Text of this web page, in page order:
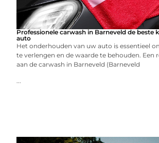
Professionele carwash in Barneveld de beste
auto
Het onderhouden van uw auto is essentieel
te verlengen en de waarde te behouden. Een
aan de carwash in Barneveld (Barneveld
...